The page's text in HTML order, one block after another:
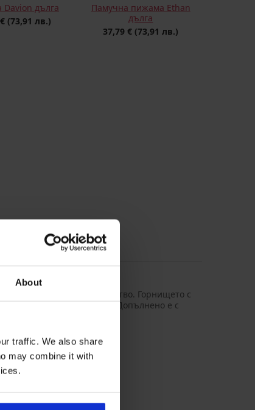
About
traffic. We also share
may combine it with
дълга
(73,91 лв.)
Памучна пижама Ethan
дълга
37,79 € (73,91 лв.)
за Вашето нощно удобство. Горнището с
лого на гърдите. Допълнено е с